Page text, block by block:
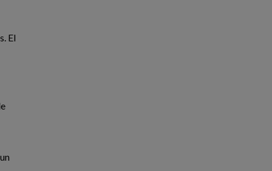
El